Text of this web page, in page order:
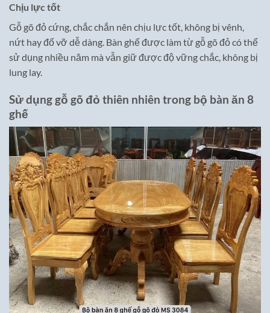
Chịu lực tốt
Gỗ gõ đỏ cứng, chắc chắn nên chịu lực tốt, không bị vênh,
nứt hay đổ vỡ dễ dàng. Bàn ghế được làm từ gỗ gõ đỏ có thể
sử dụng nhiều năm mà vẫn giữ được độ vững chắc, không bị
lung lay.
Sử dụng gỗ gõ đỏ thiên nhiên trong bộ bàn ăn 8
ghế